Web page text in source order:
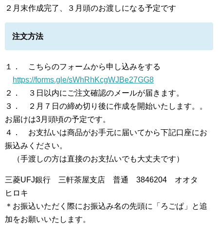
２月末作成完了、３月頭のお渡しになる予定です
注文方法
１． こちらのフォームから申し込みをする
https://forms.gle/sWhRhKcgWJBe27GG8
２． ３日以内にご注文確認のメールが届きます。
３． ２月７日の締め切り後に作成を開始いたします。。
お届けは3月頭頃の予定です。
４． お支払いは商品がお手元に届いてから下記口座にお
振込みください。
（手渡しの方は直接のお支払いでも大丈夫です）
三菱UFJ銀行 三軒茶屋支店 普通 3846204 オオタ
ヒロキ
＊お振込いただく際にお振込み名の先頭に「ろごぱ」と追
加をお願いいたします。